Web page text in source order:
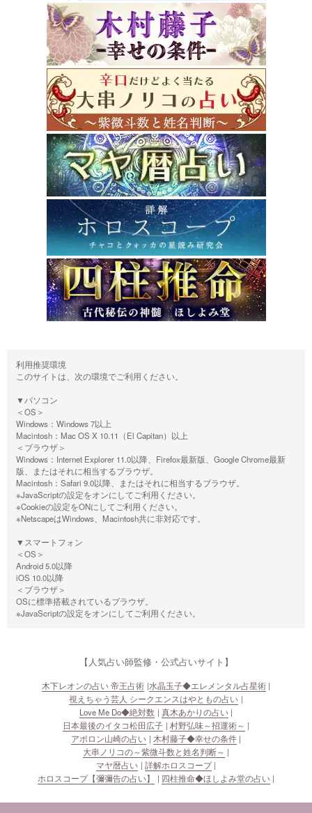
利用推奨環境
このサイトは、次の環境でご利用ください。
▼パソコン
＜OS＞
Windows：Windows 7以上
Macintosh：Mac OS X 10.11（El Capitan）以上
＜ブラウザ＞
Windows：Internet Explorer 11.0以降、Firefox最新版、Google Chrome最新
版、またはそれに相当するブラウザ。
Macintosh：Safari 9.0以降、またはそれに相当するブラウザ。
※JavaScriptの設定をオンにしてご利用ください。
※Cookieの設定をONにしてご利用ください。
※NetscapeはWindows、Macintosh共に非対応です。
▼スマートフォン
＜OS＞
Android 5.0以降
iOS 10.0以降
＜ブラウザ＞
OSに標準搭載されているブラウザ。
※JavaScriptの設定をオンにしてご利用ください。
【人気占い師監修・公式占いサイト】
木下レオンの占い 帝王占術 水晶玉子◆エレメンタル占星術
視えちゃう芸人 シークエンスはやともの占い
Love Me Do◆絶対数
真木あかりの占い
日本最後のイタコ松田広子
村野弘味～招運術～
アポロン山崎の占い
木村藤子◆幸せの条件
大串ノリコの～紫微斗数と姓名判断～
マヤ暦占い
詳解ホロスコープ
ホロスコープ【彌彌告の占い】
四柱推命◆ほしよみ堂の占い